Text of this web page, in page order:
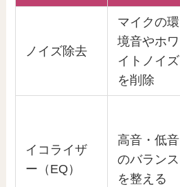
ノイズ除去
マイクの環
境音やホワ
イトノイズ
を削除
イコライザ
ー（EQ）
高音・低音
のバランス
を整える